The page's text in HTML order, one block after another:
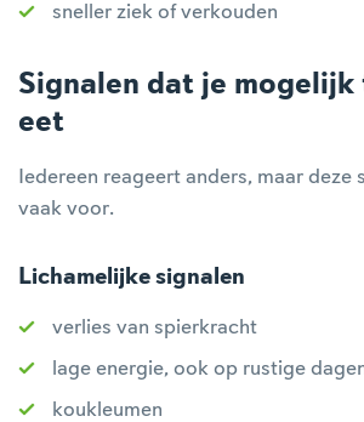
sneller ziek of verkouden
Signalen dat je
eet
Iedereen reageert anders, maar deze
vaak voor.
Lichamelijke signalen
verlies van spierkracht
lage energie, ook op rustige
koukleumen